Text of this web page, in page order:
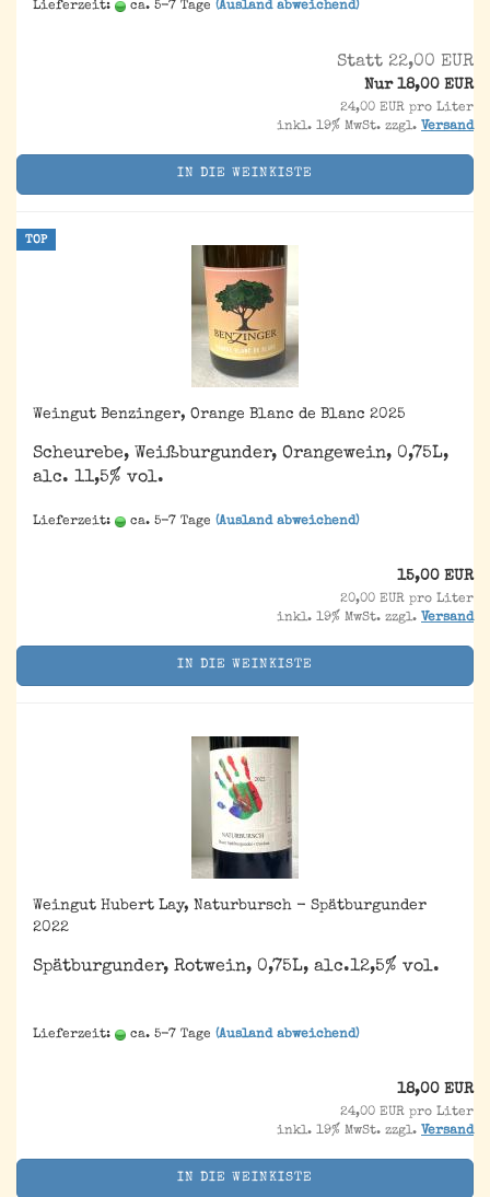
Lieferzeit: ca. 5-7 Tage (Ausland abweichend)
Statt 22,00 EUR
Nur 18,00 EUR
24,00 EUR pro Liter
inkl. 19% MwSt. zzgl. Versand
IN DIE WEINKISTE
TOP
Weingut Benzinger, Orange Blanc de Blanc 2025
Scheurebe, Weißburgunder, Orangewein, 0,75L,
alc. 11,5% vol.
Lieferzeit: ca. 5-7 Tage (Ausland abweichend)
15,00 EUR
20,00 EUR pro Liter
inkl. 19% MwSt. zzgl. Versand
IN DIE WEINKISTE
Weingut Hubert Lay, Naturbursch - Spätburgunder
2022
Spätburgunder, Rotwein, 0,75L, alc.12,5% vol.
Lieferzeit: ca. 5-7 Tage (Ausland abweichend)
18,00 EUR
24,00 EUR pro Liter
inkl. 19% MwSt. zzgl. Versand
IN DIE WEINKISTE